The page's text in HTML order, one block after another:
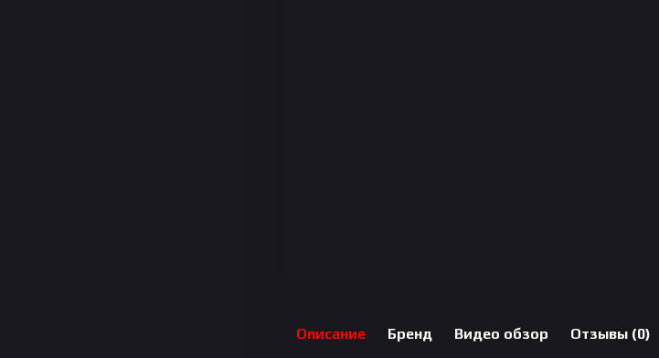
Описание Бренд Видео обзор Отзывы (0)